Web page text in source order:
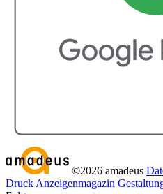
©2026 amadeus
Druck Anzeigenmagazin